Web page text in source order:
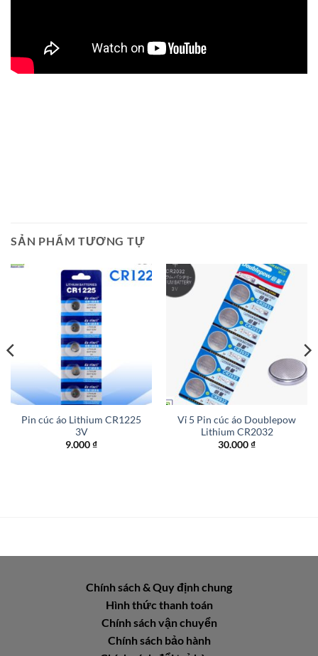
SẢN PHẨM TƯƠNG TỰ
Pin cúc áo Lithium CR1225
3V
9.000₫
Vỉ 5 Pin cúc áo Doublepow
Lithium CR2032
30.000₫
Chính sách & Quy định chung
Hình thức thanh toán
Chính sách vận chuyển
Chính sách bảo hành